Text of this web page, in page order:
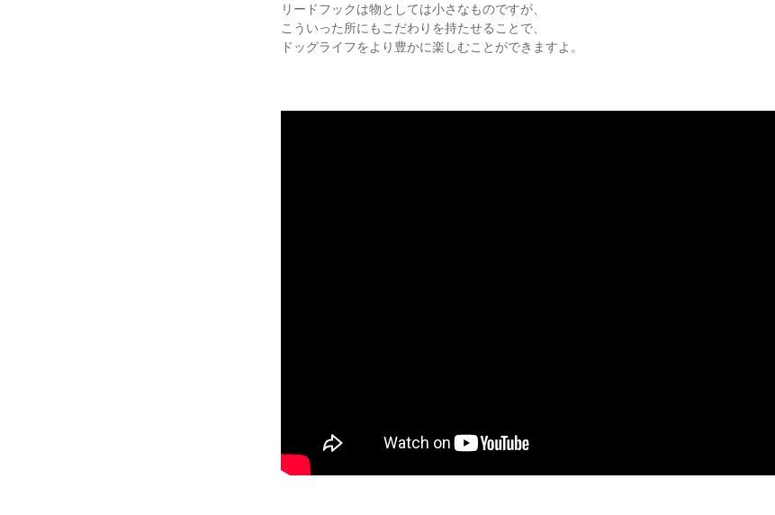
リードフックは物としては小さなものですが、
こういった所にもこだわりを持たせることで、
ドッグライフをより豊かに楽しむことができますよ。